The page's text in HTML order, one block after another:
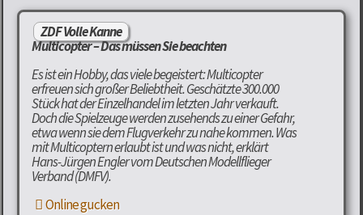
ZDF Volle Kanne
Multicopter – Das müssen Sie beachten
Es ist ein Hobby, das viele begeistert: Multicopter
erfreuen sich großer Beliebtheit. Geschätzte 300.000
Stück hat der Einzelhandel im letzten Jahr verkauft.
Doch die Spielzeuge werden zusehends zu einer Gefahr,
etwa wenn sie dem Flugverkehr zu nahe kommen. Was
mit Multicoptern erlaubt ist und was nicht, erklärt
Hans-Jürgen Engler vom Deutschen Modellflieger
Verband (DMFV).
Online gucken